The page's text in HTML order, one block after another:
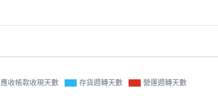
應收帳款收現天數 存貨週轉天數 營運週轉天數